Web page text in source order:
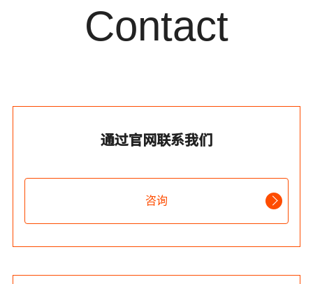
Contact
通过官网联系我们
咨询